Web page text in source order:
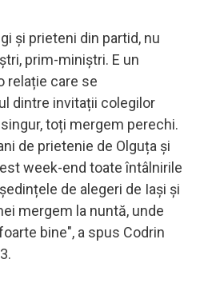
și prieteni din partid, nu
prim-miniștri. E un
relație care se
dintre invitații colegilor
toți mergem perechi.
de prietenie de Olguța și
week-end toate întâlnirile
de alegeri de Iași și
mergem la nuntă, unde
bine", a spus Codrin